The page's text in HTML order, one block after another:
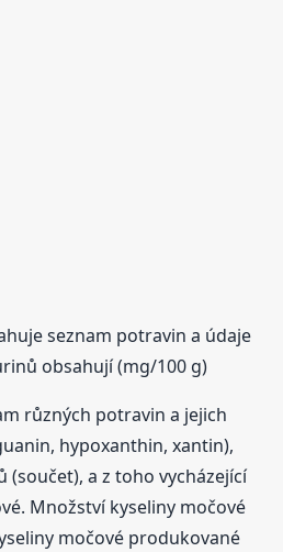
seznam potravin a údaje
obsahují (mg/100 g)
různých potravin a jejich
hypoxanthin, xantin),
(součet), a z toho vycházející
Množství kyseliny močové
močové produkované